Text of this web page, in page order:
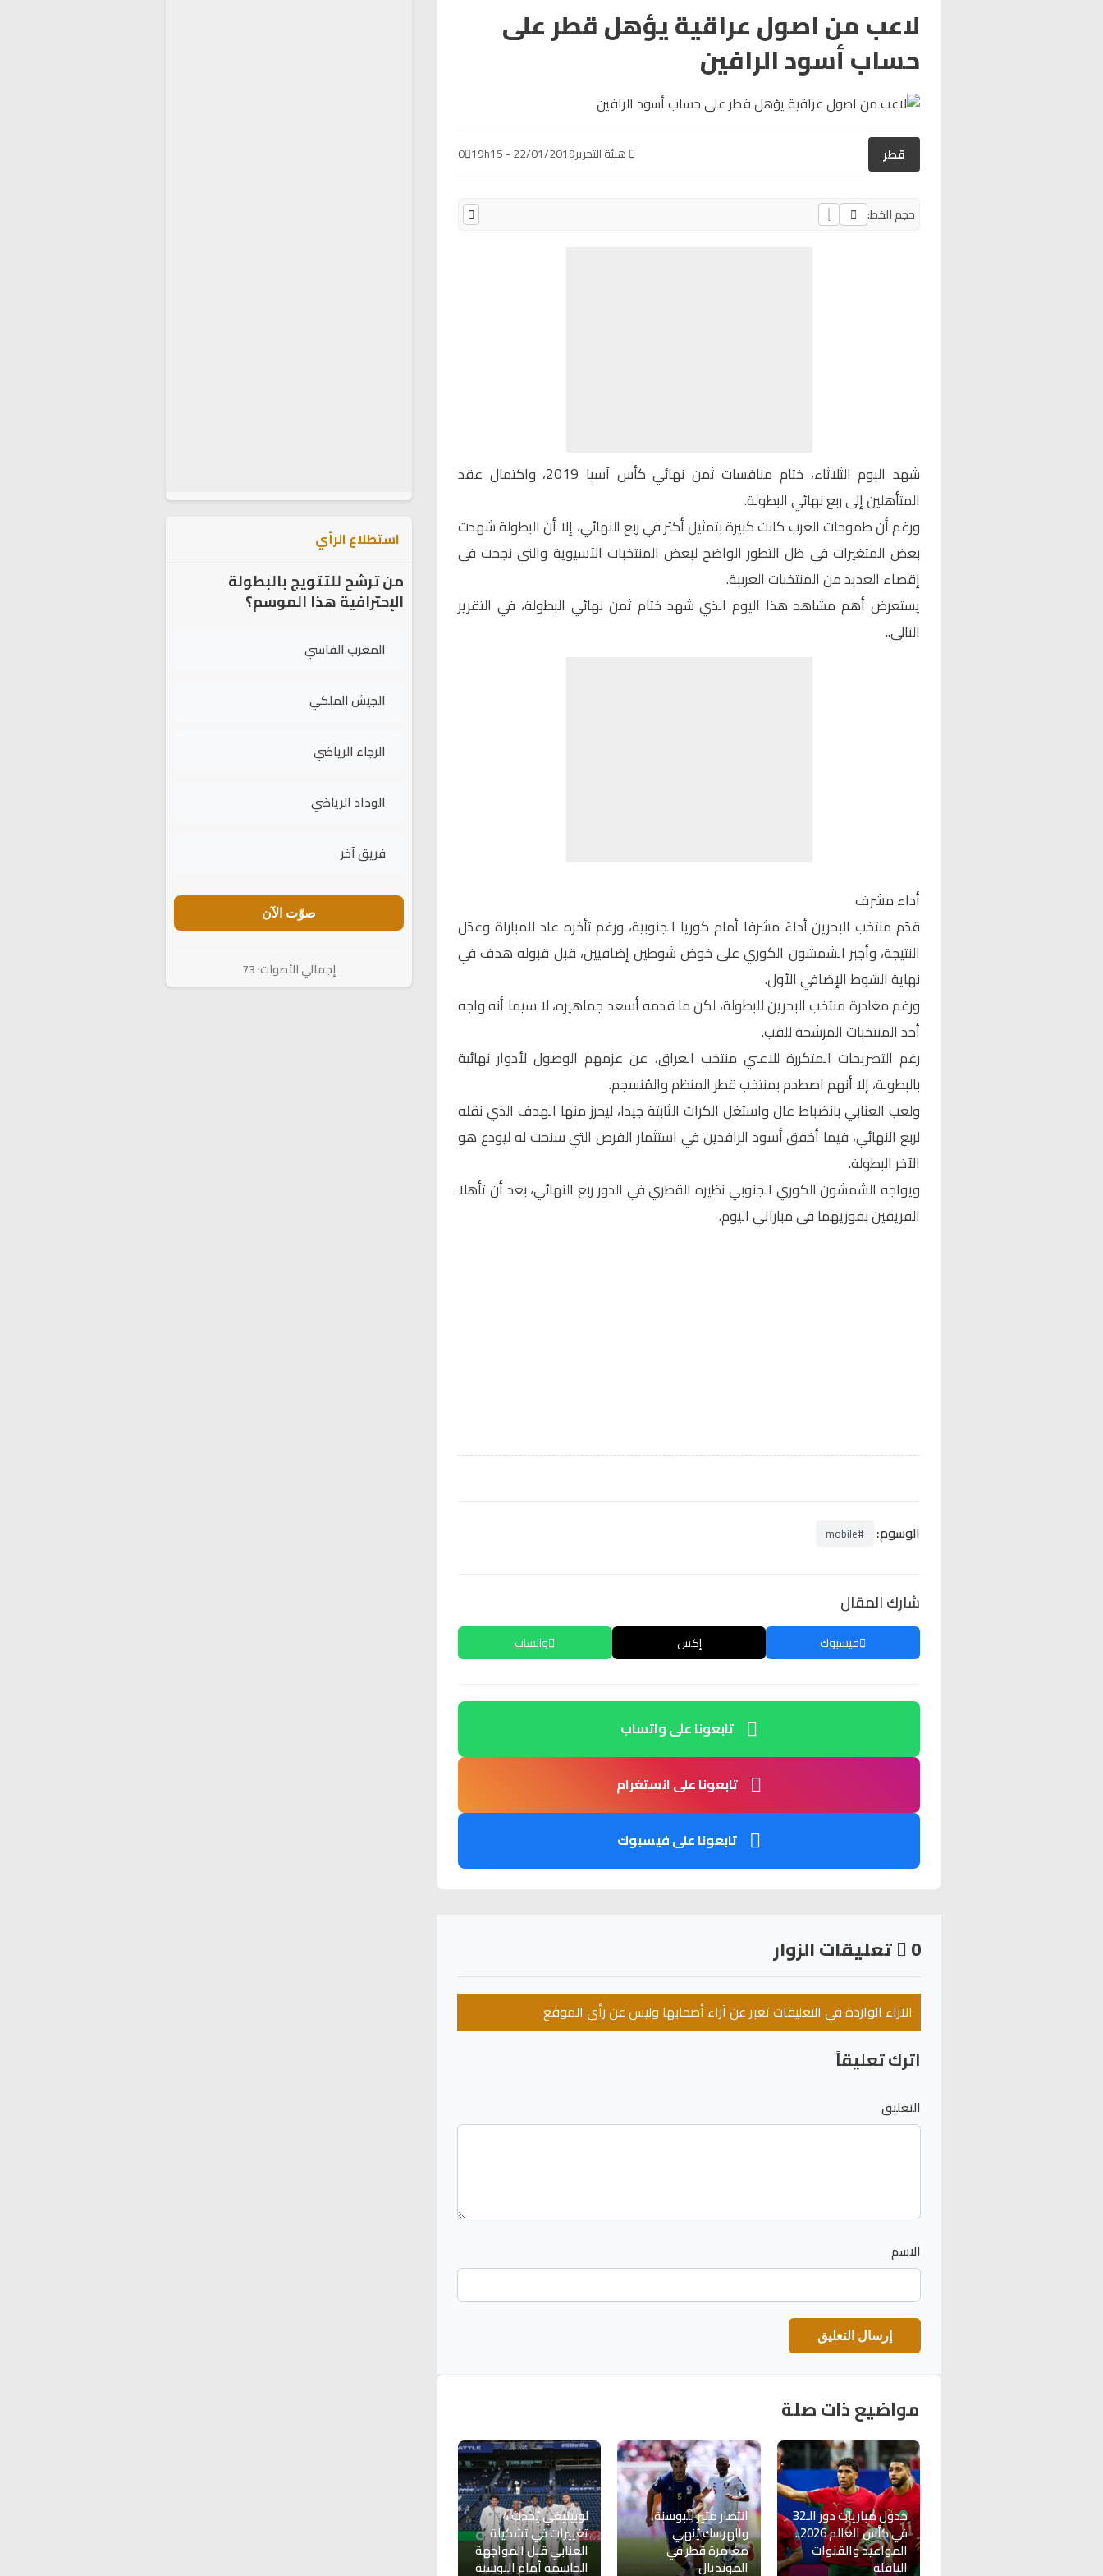
لاعب من اصول عراقية يؤهل قطر على
حساب أسود الرافين
قطر هيئة التحرير22/01/2019 - 19h15
0
حجم الخط:
شهد اليوم الثلاثاء، ختام منافسات ثمن نهائي كأس آسيا 2019، واكتمال عقد
المتأهلين إلى ربع نهائي البطولة.
ورغم أن طموحات العرب كانت كبيرة بتمثيل أكثر في ربع النهائي، إلا أن البطولة شهدت
بعض المتغيرات في ظل التطور الواضح لبعض المنتخبات الآسيوية والتي نجحت في
إقصاء العديد من المنتخبات العربية.
يستعرض أهم مشاهد هذا اليوم الذي شهد ختام ثمن نهائي البطولة، في التقرير
التالي..
أداء مشرف
قدّم منتخب البحرين أداءً مشرفا أمام كوريا الجنوبية، ورغم تأخره عاد للمباراة وعدّل
النتيجة، وأجبر الشمشون الكوري على خوض شوطين إضافيين، قبل قبوله هدف في
نهاية الشوط الإضافي الأول.
ورغم مغادرة منتخب البحرين للبطولة، لكن ما قدمه أسعد جماهيره، لا سيما أنه واجه
أحد المنتخبات المرشحة للقب.
رغم التصريحات المتكررة للاعبي منتخب العراق، عن عزمهم الوصول لأدوار نهائية
بالبطولة، إلا أنهم اصطدم بمنتخب قطر المنظم والمُنسجم.
ولعب العنابي بانضباط عال واستغل الكرات الثابتة جيدا، ليحرز منها الهدف الذي نقله
لربع النهائي، فيما أخفق أسود الرافدين في استثمار الفرص التي سنحت له ليودع هو
الآخر البطولة.
ويواجه الشمشون الكوري الجنوبي نظيره القطري في الدور ربع النهائي، بعد أن تأهلا
الفريقين بفوزيهما في مباراتي اليوم.
الوسوم: #mobile
شارك المقال
فيسبوك إكس واتساب
تابعونا على واتساب
تابعونا على انستغرام
تابعونا على فيسبوك
0 تعليقات الزوار
الآراء الواردة في التعليقات تعبر عن آراء أصحابها وليس عن رأي الموقع
اترك تعليقاً
التعليق
الاسم
مواضيع ذات صلة
جدول مباريات دور الـ32
في كأس العالم 2026..
المواعيد والقنوات
الناقلة
انتصار مثير للبوسنة
والهرسك يُنهي
مغامرة قطر في
المونديال
لوبيتيغي يُحدث 4
تغييرات في تشكيلة
العنابي قبل المواجهة
الحاسمة أمام البوسنة
استطلاع الرأي
من ترشح للتتويج بالبطولة
الإحترافية هذا الموسم؟
المغرب الفاسي
الجيش الملكي
الرجاء الرياضي
الوداد الرياضي
فريق آخر
صوّت الآن
إجمالي الأصوات: 73